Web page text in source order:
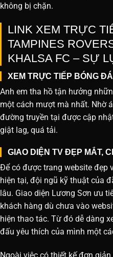
không bị chặn.
LINK XEM TRỰC
TAMPINES
KHALSA FC – SỰ
XEM TRỰC TIẾP BÓNG
Anh em tha hồ tận hưởng
một cách mượt mà nhất. Nhờ
đường truyền tại được cập
giật lag, quá tải.
GIAO DIỆN TV ĐẸP MẮT,
Để có được trang website đẹp
hiện tại, đội ngũ kỹ thuật của
lâu. Giao diện Lương Sơn ưu
khách hàng dù chưa vào
hiện thao tác. Từ đó dễ dàng
đấu yêu thích của mình một